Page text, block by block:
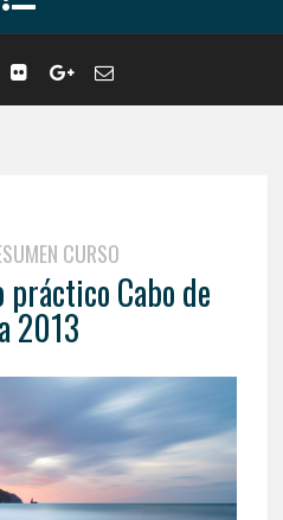
CURSO
práctico Cabo de
2013